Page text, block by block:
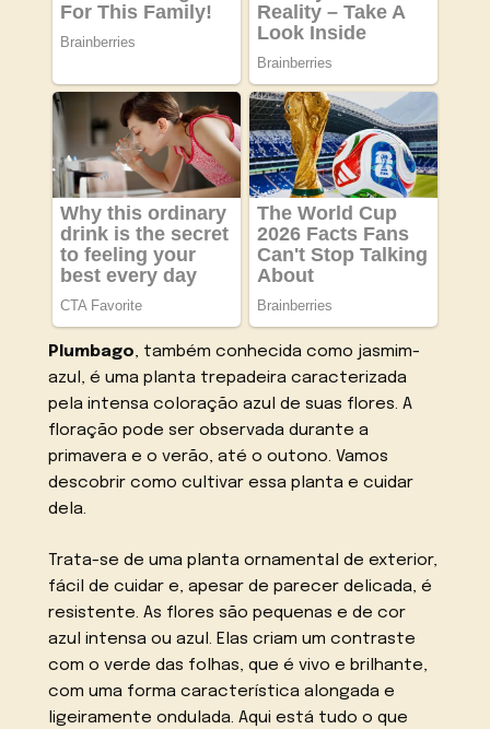
Plumbago, também conhecida como jasmim-
azul, é uma planta trepadeira caracterizada
pela intensa coloração azul de suas flores. A
floração pode ser observada durante a
primavera e o verão, até o outono. Vamos
descobrir como cultivar essa planta e cuidar
dela.
Trata-se de uma planta ornamental de exterior,
fácil de cuidar e, apesar de parecer delicada, é
resistente. As flores são pequenas e de cor
azul intensa ou azul. Elas criam um contraste
com o verde das folhas, que é vivo e brilhante,
com uma forma característica alongada e
ligeiramente ondulada. Aqui está tudo o que